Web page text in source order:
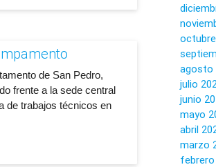
de San Pedro,
frente a la sede central
de trabajos técnicos en
agosto
julio
junio
mayo
abril
marzo
febrero